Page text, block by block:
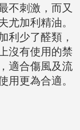
不刺激，而又
尤加利精油。
利少了醛類，
沒有使用的禁
適合傷風及流
用更為合適。